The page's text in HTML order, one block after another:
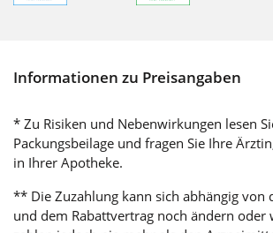
Informationen zu Preisangaben
* Zu Risiken und Nebenwirkungen lesen
Packungsbeilage und fragen Sie Ihre
in Ihrer Apotheke.
** Die Zuzahlung kann sich abhängig von
und dem Rabattvertrag noch ändern oder